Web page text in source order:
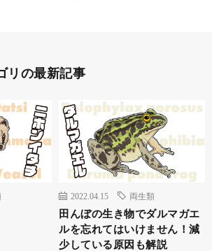
リの最新記事
2022.04.15 両生類
田んぼの生き物でダルマガエ
ルを忘れてはいけません！減
少している原因も解説